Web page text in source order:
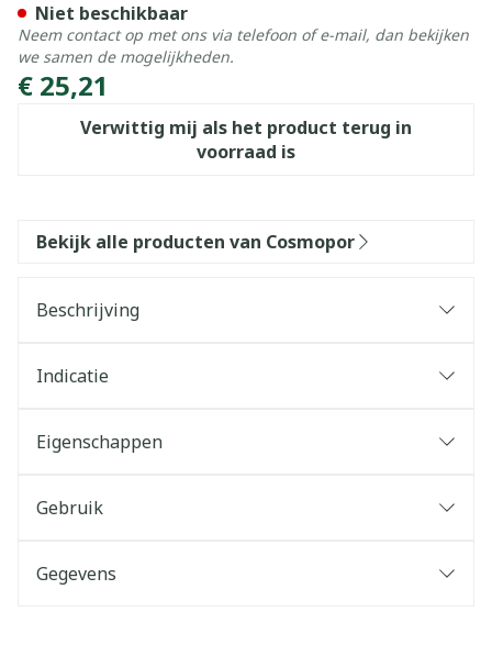
€ 25,21
Verwittig mij als het product terug in
voorraad is
Niet beschikbaar
Neem contact op met ons via telefoon of e-mail, dan bekijken
we samen de mogelijkheden.
Bekijk alle producten van Cosmopor
Beschrijving
Indicatie
Eigenschappen
Gebruik
Gegevens